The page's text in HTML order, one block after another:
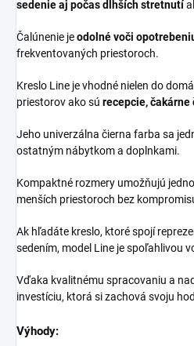
sedenie aj počas dlhších stretnutí
Čalúnenie jeodolné voči
frekventovaných priestoroch.
Kreslo Line je vhodné nielen do
priestorov ako sú recepcie, čakárne
Jeho univerzálna čierna farba sa
ostatným nábytkom a doplnkami.
Kompaktné rozmery umožňujú
menších priestoroch bez
Ak hľadáte kreslo, ktoré spojí
sedením, model Line je spoľahlivou
Vďaka kvalitnému spracovaniu a
investíciu, ktorá si zachová svoju
Výhody: